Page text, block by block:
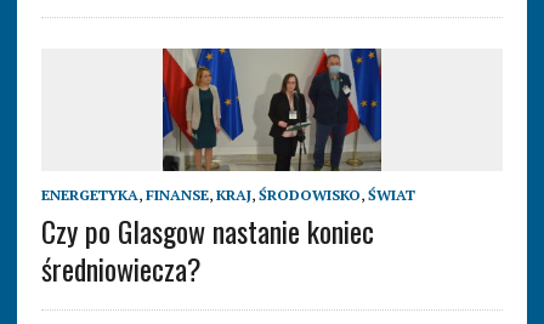
ENERGETYKA, FINANSE, KRAJ, ŚRODOWISKO, ŚWIAT
Czy po Glasgow nastanie koniec
średniowiecza?